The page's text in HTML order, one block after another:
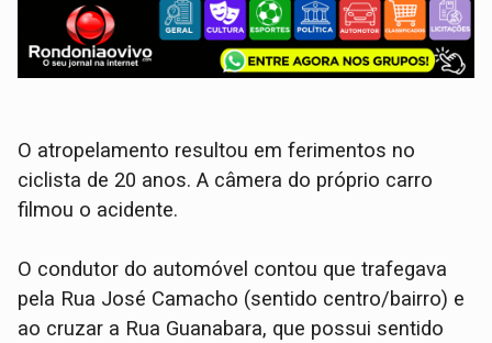
O atropelamento resultou em ferimentos no
ciclista de 20 anos. A câmera do próprio carro
filmou o acidente.
​O condutor do automóvel contou que trafegava
pela Rua José Camacho (sentido centro/bairro) e
ao cruzar a Rua Guanabara, que possui sentido